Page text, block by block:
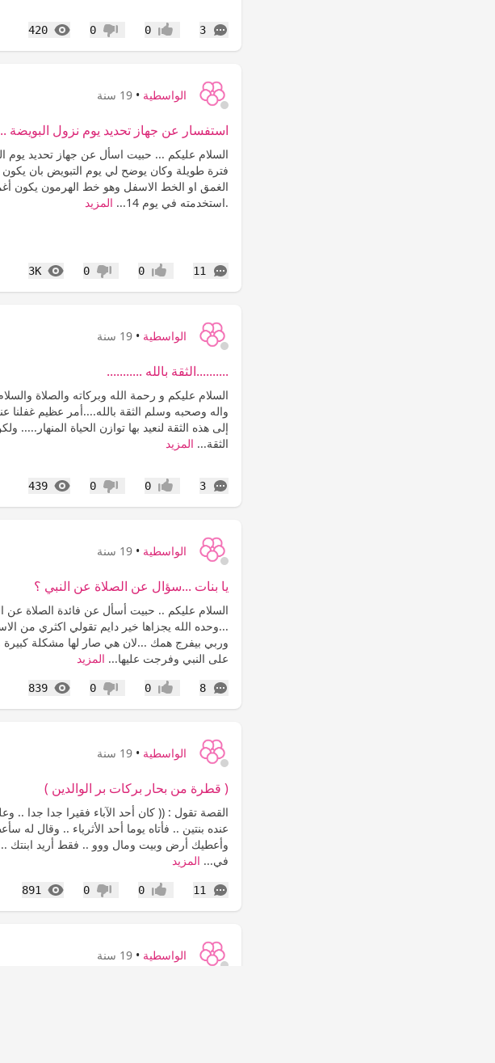
3
التعليقات إعجاب0 عدم إعجاب
0
420
المشاهدات
الواسطية • 19 سنة
استفسار عن جهاز تحديد يوم نزول البويضة
السلام عليكم ... حبيت اسأل عن جهاز تحديد يوم
فترة طويلة وكان يوضح لي يوم التبويض بان
الغمق او الخط الاسفل وهو خط الهرمون يكون
.استخدمته في يوم 14...
المزيد
11
التعليقات إعجاب0 عدم إعجاب
0
3K
المشاهدات
الواسطية • 19 سنة
..........الثقة بالله ...........
السلام عليكم و رحمة الله وبركاته والصلاة
واله وصحبه وسلم الثقة بالله....أمر عظيم غفلنا
إلى هذه الثقة لنعيد بها توازن الحياة المنهار.....
الثقة... المزيد
3
التعليقات إعجاب0 عدم إعجاب
0
439
المشاهدات
الواسطية • 19 سنة
يا بنات ...سؤال عن الصلاة عن النبي ؟
السلام عليكم .. حبيت أسأل عن فائدة الصلاة عن
...وحده الله يجزاها خير دايم تقولي اكثري من
وربي بيفرج همك ...لان هي صار لها مشكلة كبيرة
على النبي وفرجت عليها... المزيد
8
التعليقات إعجاب0 عدم إعجاب
0
839
المشاهدات
الواسطية • 19 سنة
( قطرة من بحار بركات بر الوالدين )
القصة تقول : (( كان أحد الآباء فقيرا جدا جدا ..
عنده بنتين .. فأتاه يوما أحد الأثرياء .. وقال له
وأعطيك أرض وبيت ومال ووو .. فقط أريد ابنتك ..
في... المزيد
11
التعليقات إعجاب0 عدم إعجاب
0
891
المشاهدات
الواسطية • 19 سنة